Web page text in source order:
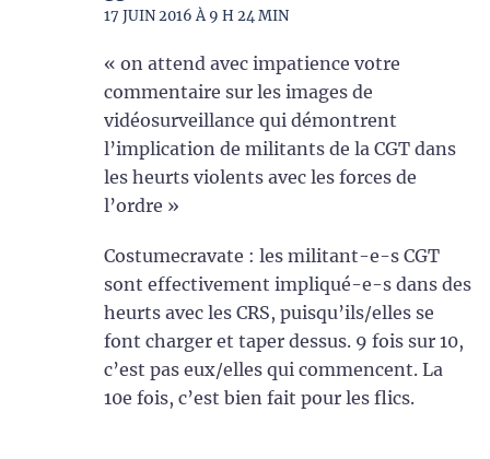
17 JUIN 2016 À 9 H 24 MIN
« on attend avec impatience votre
commentaire sur les images de
vidéosurveillance qui démontrent
l’implication de militants de la CGT dans
les heurts violents avec les forces de
l’ordre »
Costumecravate : les militant-e-s CGT
sont effectivement impliqué-e-s dans des
heurts avec les CRS, puisqu’ils/elles se
font charger et taper dessus. 9 fois sur 10,
c’est pas eux/elles qui commencent. La
10e fois, c’est bien fait pour les flics.